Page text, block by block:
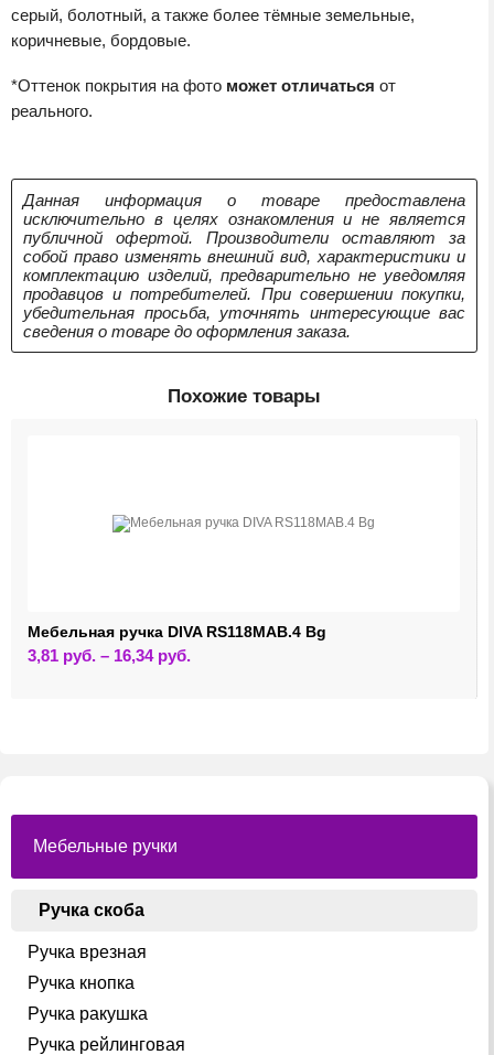
серый, болотный, а также более тёмные земельные,
коричневые, бордовые.
*Оттенок покрытия на фото может отличаться от
реального.
Данная информация о товаре предоставлена
исключительно в целях ознакомления и не является
публичной офертой. Производители оставляют за
собой право изменять внешний вид, характеристики и
комплектацию изделий, предварительно не уведомляя
продавцов и потребителей. При совершении покупки,
убедительная просьба, уточнять интересующие вас
сведения о товаре до оформления заказа.
Похожие товары
Мебельная ручка DIVA RS118MAB.4 Bg
3,81 руб. – 16,34 руб.
Мебельные ручки
Ручка скоба
Ручка врезная
Ручка кнопка
Ручка ракушка
Ручка рейлинговая